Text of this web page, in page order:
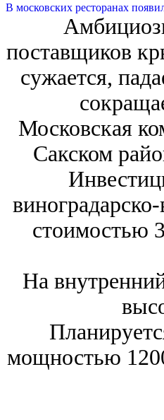
В московских ресторанах
поставщиков
сужается,
Московская
Сакском
стоимостью
На
мощностью